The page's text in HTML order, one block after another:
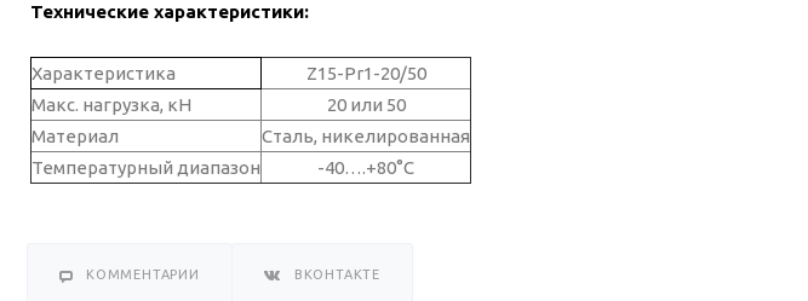
Технические характеристики:
Характеристика
Z15-Pr1-20/50
Макс. нагрузка, кН
20 или 50
Материал
Сталь, никелированная
Температурный диапазон
-40….+80°C
КОММЕНТАРИИ ВКОНТАКТЕ